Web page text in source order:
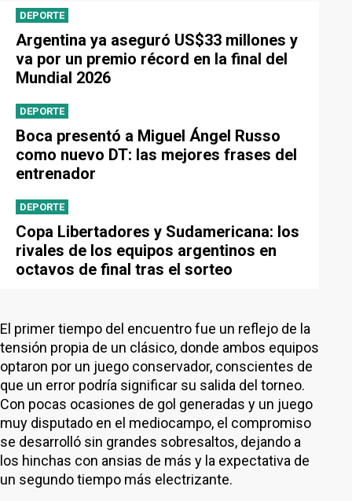
DEPORTE
Argentina ya aseguró US$33 millones y
va por un premio récord en la final del
Mundial 2026
DEPORTE
Boca presentó a Miguel Ángel Russo
como nuevo DT: las mejores frases del
entrenador
DEPORTE
Copa Libertadores y Sudamericana: los
rivales de los equipos argentinos en
octavos de final tras el sorteo
El primer tiempo del encuentro fue un reflejo de la
tensión propia de un clásico, donde ambos equipos
optaron por un juego conservador, conscientes de
que un error podría significar su salida del torneo.
Con pocas ocasiones de gol generadas y un juego
muy disputado en el mediocampo, el compromiso
se desarrolló sin grandes sobresaltos, dejando a
los hinchas con ansias de más y la expectativa de
un segundo tiempo más electrizante.